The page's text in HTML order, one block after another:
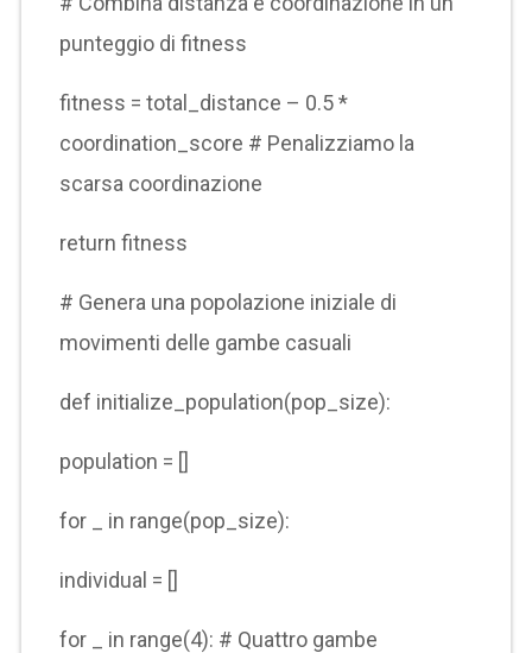
punteggio di fitness
fitness = total_distance – 0.5 *
coordination_score # Penalizziamo la
scarsa coordinazione
return fitness
# Genera una popolazione iniziale di
movimenti delle gambe casuali
def initialize_population(pop_size):
population = []
for _ in range(pop_size):
individual = []
for _ in range(4): # Quattro gambe